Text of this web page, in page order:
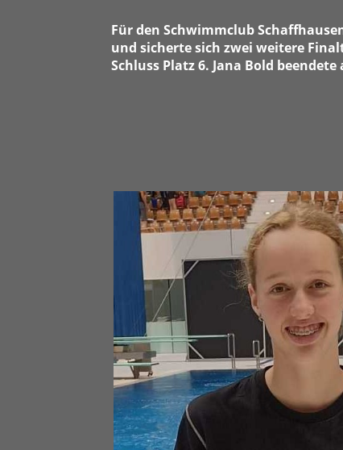
Für den Schwimmclub
und sicherte sich zwei weitere
Schluss Platz 6. Jana Bold